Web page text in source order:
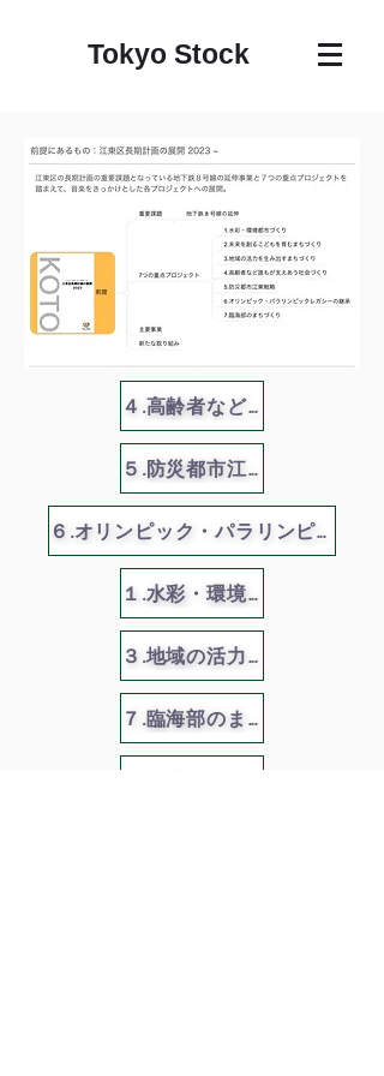
Tokyo Stock
４.高齢者など誰もが支え合う社会づくり
５.防災都市江東戦略
６.オリンピック・パラリンピックレガシーの継承
１.水彩・環境都市づくり
３.地域の活力を生み出すまちづくり
７.臨海部のまちづくり